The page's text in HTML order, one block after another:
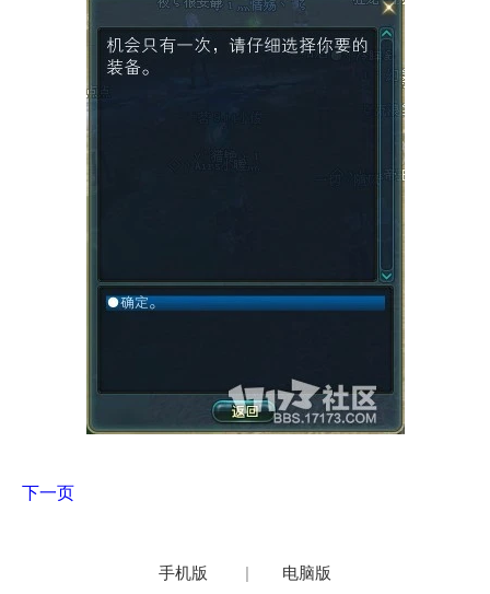
下一页
手机版 | 电脑版